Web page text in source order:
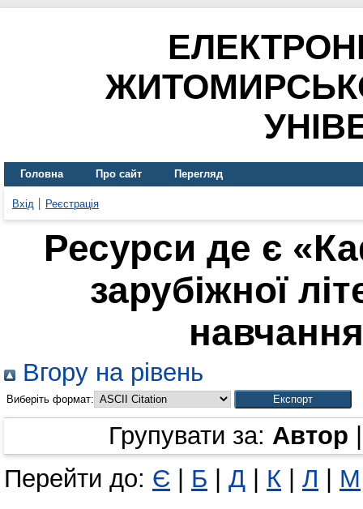
Головна Про сайт Перегляд
Вхід Реєстрація
Ресурси де є
зарубіжної
Вгору на рівень
Виберіть формат:
Групувати за: Автор
Перейти до: Є Б Д К Л М